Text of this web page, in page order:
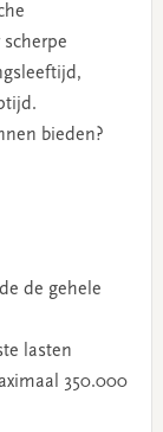
bieden?
de gehele
lasten
350.000